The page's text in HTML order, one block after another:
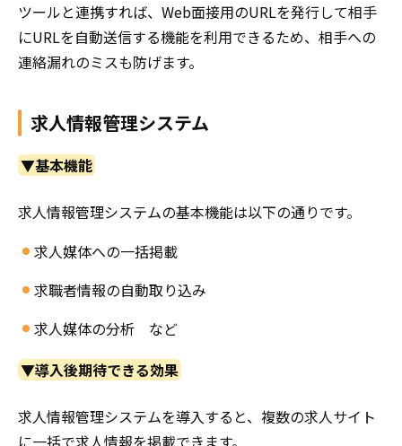
ツールと連携すれば、Web面接用のURLを発行して相手
にURLを自動送信する機能を利用できるため、相手への
連絡漏れのミスも防げます。
求人情報管理システム
▼基本機能
求人情報管理システムの基本機能は以下の通りです。
求人媒体への一括掲載
求職者情報の自動取り込み
求人媒体の分析 など
▼導入後期待できる効果
求人情報管理システムを導入すると、複数の求人サイト
に一括で求人情報を掲載できます。